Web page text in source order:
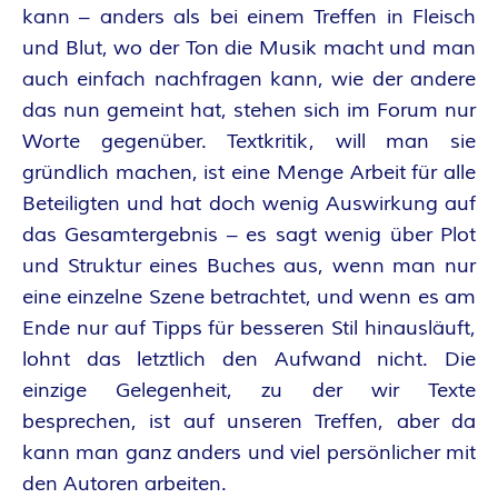
kann – anders als bei einem Treffen in Fleisch
und Blut, wo der Ton die Musik macht und man
auch einfach nachfragen kann, wie der andere
das nun gemeint hat, stehen sich im Forum nur
Worte gegenüber. Textkritik, will man sie
gründlich machen, ist eine Menge Arbeit für alle
Beteiligten und hat doch wenig Auswirkung auf
das Gesamtergebnis – es sagt wenig über Plot
und Struktur eines Buches aus, wenn man nur
eine einzelne Szene betrachtet, und wenn es am
Ende nur auf Tipps für besseren Stil hinausläuft,
lohnt das letztlich den Aufwand nicht. Die
einzige Gelegenheit, zu der wir Texte
besprechen, ist auf unseren Treffen, aber da
kann man ganz anders und viel persönlicher mit
den Autoren arbeiten.